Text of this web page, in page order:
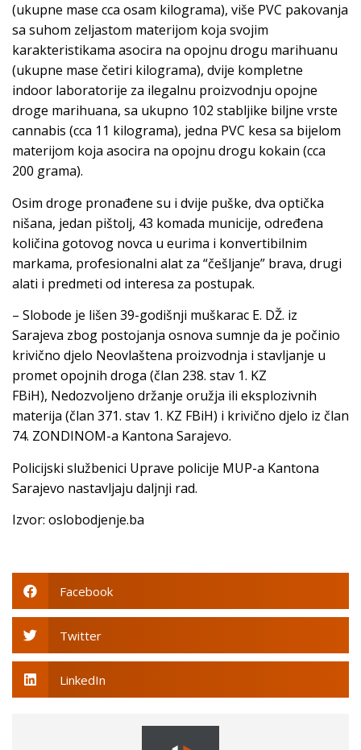
(ukupne mase cca osam kilograma), više PVC pakovanja
sa suhom zeljastom materijom koja svojim
karakteristikama asocira na opojnu drogu marihuanu
(ukupne mase četiri kilograma), dvije kompletne
indoor laboratorije za ilegalnu proizvodnju opojne
droge marihuana, sa ukupno 102 stabljike biljne vrste
cannabis (cca 11 kilograma), jedna PVC kesa sa bijelom
materijom koja asocira na opojnu drogu kokain (cca
200 grama).
Osim droge pronađene su i dvije puške, dva optička
nišana, jedan pištolj, 43 komada municije, određena
količina gotovog novca u eurima i konvertibilnim
markama, profesionalni alat za “češljanje” brava, drugi
alati i predmeti od interesa za postupak.
– Slobode je lišen 39-godišnji muškarac E. DŽ. iz
Sarajeva zbog postojanja osnova sumnje da je počinio
krivično djelo Neovlaštena proizvodnja i stavljanje u
promet opojnih droga (član 238. stav 1. KZ
FBiH), Nedozvoljeno držanje oružja ili eksplozivnih
materija (član 371. stav 1. KZ FBiH) i krivično djelo iz član
74. ZONDINOM-a Kantona Sarajevo.
Policijski službenici Uprave policije MUP-a Kantona
Sarajevo nastavljaju daljnji rad.
Izvor: oslobodjenje.ba
Facebook
Twitter
LinkedIn